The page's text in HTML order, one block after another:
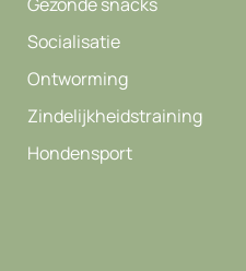
Socialisatie
Ontworming
Zindelijkheidstraining
Hondensport